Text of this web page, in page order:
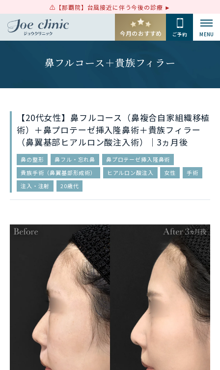
【那覇院】台風接近に伴う今後の診療
今月のおすすめ ご予約 MENU
鼻フルコース＋貴族フィラー
【20代女性】鼻フルコース（鼻複合自家組織移植
術）＋鼻プロテーゼ挿入隆鼻術＋貴族フィラー
（鼻翼基部ヒアルロン酸注入術）｜3ヵ月後
鼻の整形 鼻フル・忘れ鼻
鼻プロテーゼ挿入隆鼻術
貴族手術（鼻翼基部形成術）
ヒアルロン酸注入 女性
手術
注入・注射
20歳代